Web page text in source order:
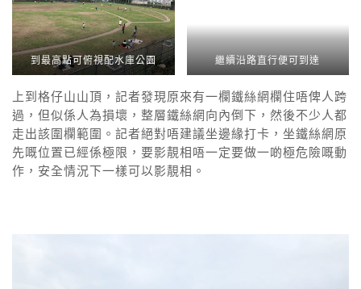
到最高點可俯視配水庫公園 繼續沿路直行便可到達
上到格仔山山頂，記者發現原來有一欄鐵絲網欄住唔俾人跨
過，但似係人為損壞，整層鐵絲網向內倒下，然後不少人都
走出該圍欄範圍。記者絕對唔建議坐邊緣打卡，坐鐵絲網原
先嘅位置已經係極限，要影靚相唔一定要做一啲極危險嘅動
作，安全情況下一樣可以影靚相。